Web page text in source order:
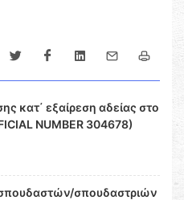
κατ΄ εξαίρεση αδείας στο
NUMBER 304678)
σπουδαστριών